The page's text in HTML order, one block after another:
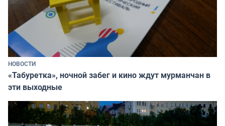
НОВОСТИ
«Табуретка», ночной забег и кино ждут мурманчан в
эти выходные